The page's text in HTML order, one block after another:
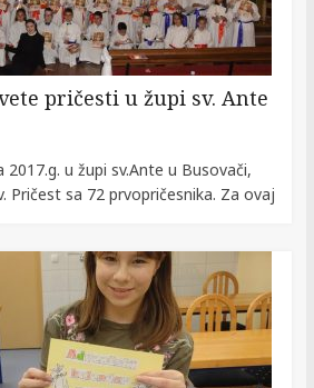
pričesti u župi sv. Ante
2017.g. u župi sv.Ante u Busovači,
Pričest sa 72 prvopričesnika. Za ovaj